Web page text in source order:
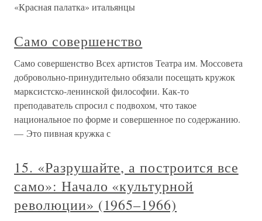
«Красная палатка» итальянцы
Само совершенство
Само совершенство Всех артистов Театра им. Моссовета
добровольно-принудительно обязали посещать кружок
марксистско-ленинской философии. Как-то
преподаватель спросил с подвохом, что такое
национальное по форме и совершенное по содержанию.
— Это пивная кружка с
15. «Разрушайте, а построится все
само»: Начало «культурной
революции» (1965–1966)